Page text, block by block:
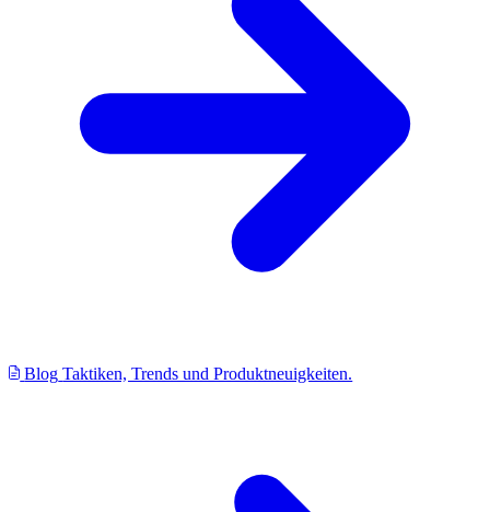
Blog Taktiken, Trends und Produktneuigkeiten.